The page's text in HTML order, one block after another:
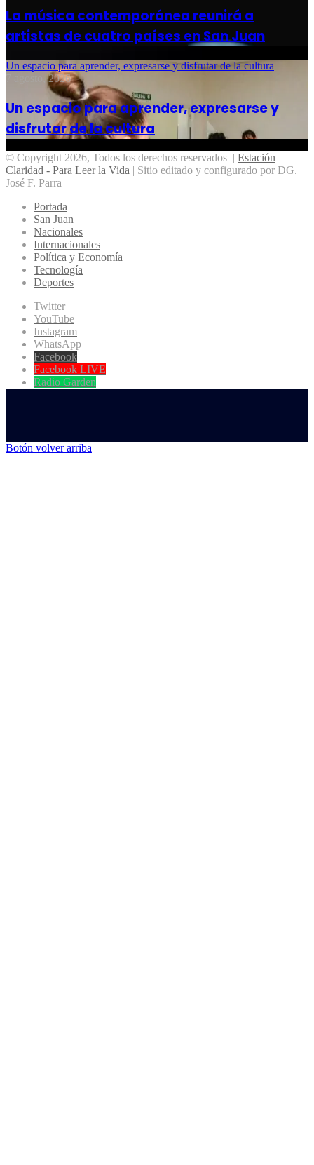
La música contemporánea reunirá a
artistas de cuatro países en San Juan
Un espacio para aprender, expresarse y disfrutar de la cultura
7 agosto, 2026
Un espacio para aprender, expresarse y
disfrutar de la cultura
© Copyright 2026, Todos los derechos reservados | Estación
Claridad - Para Leer la Vida | Sitio editado y configurado por DG.
José F. Parra
Portada
San Juan
Nacionales
Internacionales
Política y Economía
Tecnología
Deportes
Twitter
YouTube
Instagram
WhatsApp
Facebook
Facebook LIVE
Radio Garden
Botón volver arriba